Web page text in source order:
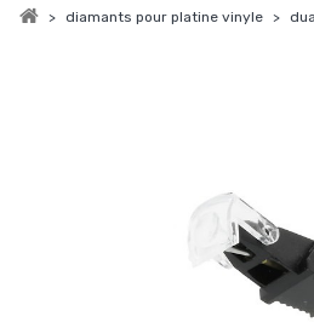
> diamants pour platine vinyle >